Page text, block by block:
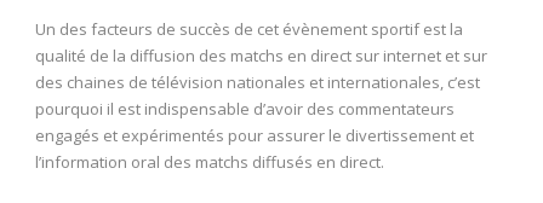
Un des facteurs de succès de cet évènement sportif est la
qualité de la diffusion des matchs en direct sur internet et sur
des chaines de télévision nationales et internationales, c’est
pourquoi il est indispensable d’avoir des commentateurs
engagés et expérimentés pour assurer le divertissement et
l’information oral des matchs diffusés en direct.